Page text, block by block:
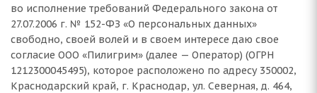
во исполнение требований Федерального закона от
27.07.2006 г. № 152-ФЗ «О персональных данных»
свободно, своей волей и в своем интересе даю свое
согласие ООО «Пилигрим» (далее — Оператор) (ОГРН
1212300045495), которое расположено по адресу 350002,
Краснодарский край, г. Краснодар, ул. Северная, д. 464,